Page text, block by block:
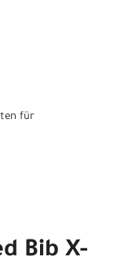
für
Bib X-